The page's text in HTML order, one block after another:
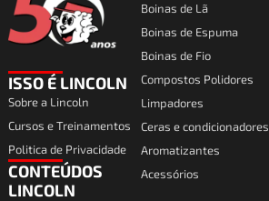
ISSO É LINCOLN
Sobre a Lincoln
Cursos e Treinamentos
Politica de Privacidade
CONTEÚDOS
LINCOLN
Boinas de Lã
Boinas de Espuma
Boinas de Fio
Compostos Polidores
Limpadores
Ceras e condicionadores
Aromatizantes
Acessórios